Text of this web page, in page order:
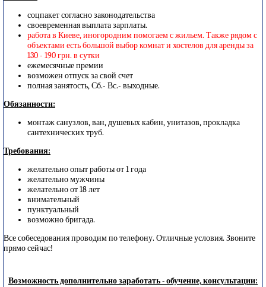
соцпакет согласно законодательства
своевременная выплата зарплаты.
работа в Киеве, иногородним помогаем с жильем. Также рядом с
объектами есть большой выбор комнат и хостелов для аренды за
130 - 190 грн. в сутки
ежемесячные премии
возможен отпуск за свой счет
полная занятость, Сб.- Вс.- выходные.
Обязанности:
монтаж санузлов, ван, душевых кабин, унитазов, прокладка
сантехнических труб.
Требования:
желательно опыт работы от 1 года
желательно мужчины
желательно от 18 лет
внимательный
пунктуальный
возможно бригада.
Все собеседования проводим по телефону. Отличные условия. Звоните
прямо сейчас!
Возможность дополнительно заработать - обучение, консультации: